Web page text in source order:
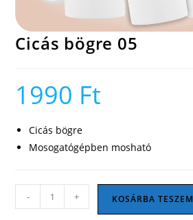
Cicás bögre 05
1990 Ft
Cicás bögre
Mosogatógépben mosható
bögre
- + KOSÁRBA TESZEM